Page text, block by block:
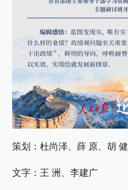
策划：杜尚泽、薛 原、胡 健
文字：王 洲、李建广